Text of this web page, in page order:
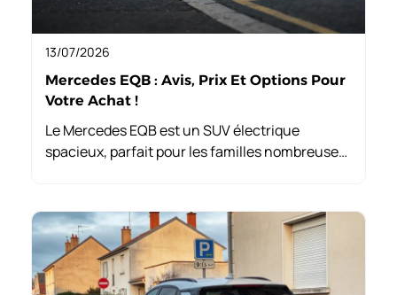
13/07/2026
Mercedes EQB : Avis, Prix Et Options Pour
Votre Achat !
Le Mercedes EQB est un SUV électrique
spacieux, parfait pour les familles nombreuses
moderne, il allie confort et praticité.